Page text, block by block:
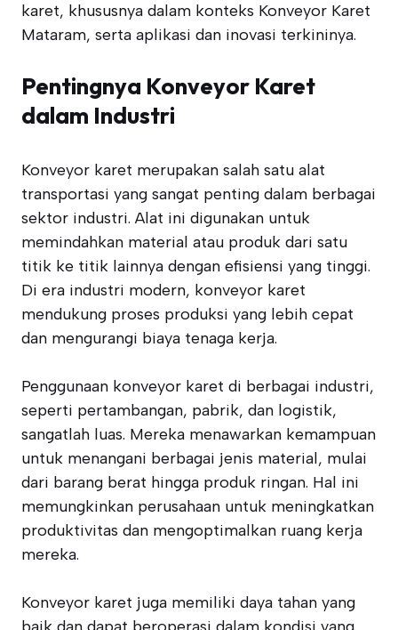
karet, khususnya dalam konteks Konveyor Karet
Mataram, serta aplikasi dan inovasi terkininya.
Pentingnya Konveyor Karet
dalam Industri
Konveyor karet merupakan salah satu alat
transportasi yang sangat penting dalam berbagai
sektor industri. Alat ini digunakan untuk
memindahkan material atau produk dari satu
titik ke titik lainnya dengan efisiensi yang tinggi.
Di era industri modern, konveyor karet
mendukung proses produksi yang lebih cepat
dan mengurangi biaya tenaga kerja.
Penggunaan konveyor karet di berbagai industri,
seperti pertambangan, pabrik, dan logistik,
sangatlah luas. Mereka menawarkan kemampuan
untuk menangani berbagai jenis material, mulai
dari barang berat hingga produk ringan. Hal ini
memungkinkan perusahaan untuk meningkatkan
produktivitas dan mengoptimalkan ruang kerja
mereka.
Konveyor karet juga memiliki daya tahan yang